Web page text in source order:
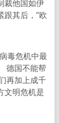
裁他国如伊
跟其后，”欧
毒危机中最
德国不能帮
再加上成千
文明危机是